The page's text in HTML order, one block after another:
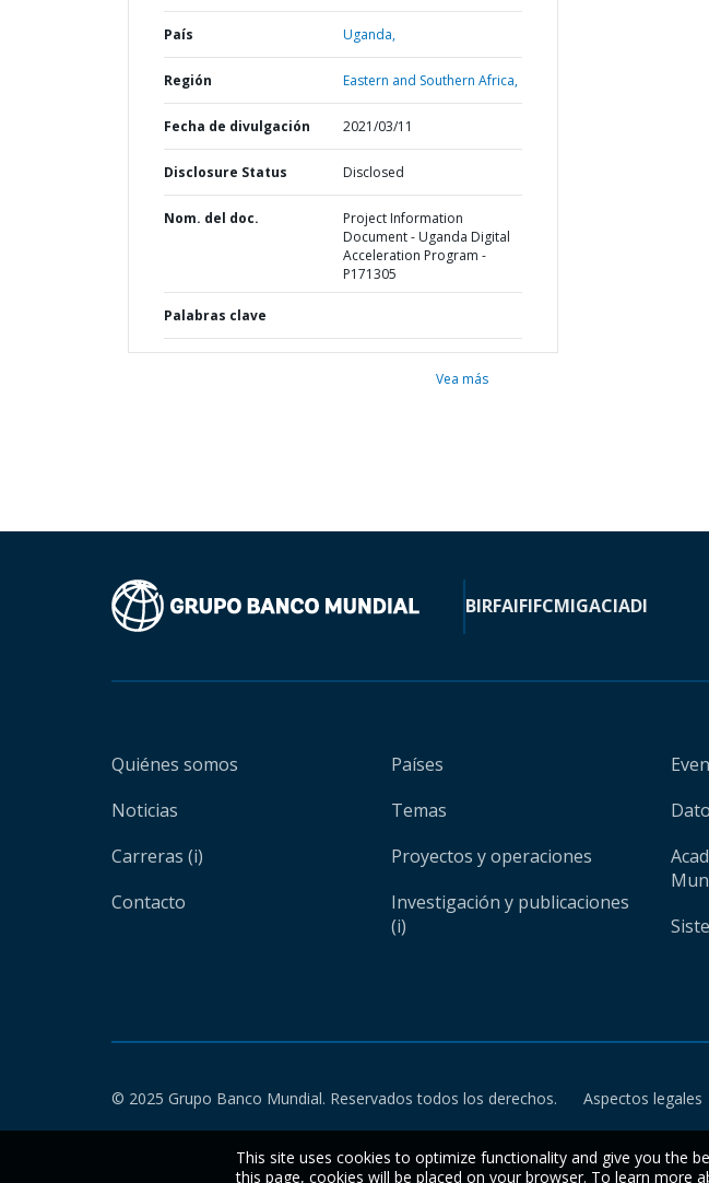
País Uganda,
Región Eastern and Southern Africa,
Fecha de divulgación 2021/03/11
Disclosure Status Disclosed
Nom. del doc.
Project Information
Document - Uganda Digital
Acceleration Program -
P171305
Palabras clave
Vea más
BIRFAIFIFCMIGACIADI
Quiénes somos
Noticias
Carreras (i)
Contacto
Países
Temas
Proyectos y operaciones
Investigación y publicaciones
(i)
© 2025 Grupo Banco Mundial. Reservados todos los derechos. Aspectos legales
This site uses cookies to optimize functionality and give you the
this page, cookies will be placed on your browser. To learn more